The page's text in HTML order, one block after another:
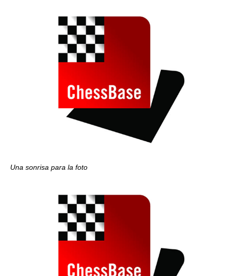
Una sonrisa para la foto